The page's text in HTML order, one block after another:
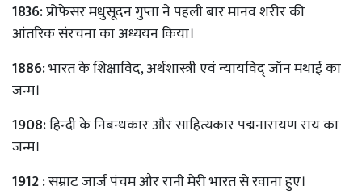
1836:प्रोफेसर मधुसूदन गुप्ता ने पहली बार मानव शरीर की
आंतरिक संरचना का अध्ययन किया।
1886:भारत के शिक्षाविद, अर्थशास्त्री एवं न्यायविद् जॉन मथाई का
जन्म।
1908:हिन्दी के निबन्धकार और साहित्यकार पद्मनारायण राय का
जन्म।
1912 :सम्राट जार्ज पंचम और रानी मेरी भारत से रवाना हुए।